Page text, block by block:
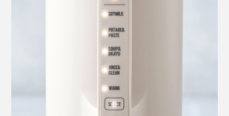
カラーは、「クリームホワイト」と「ナチュラルブラッ